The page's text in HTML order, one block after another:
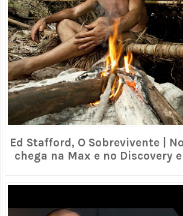
Ed Stafford, O Sobrevivente |
chega na Max e no Discovery